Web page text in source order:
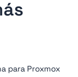
para Proxmox